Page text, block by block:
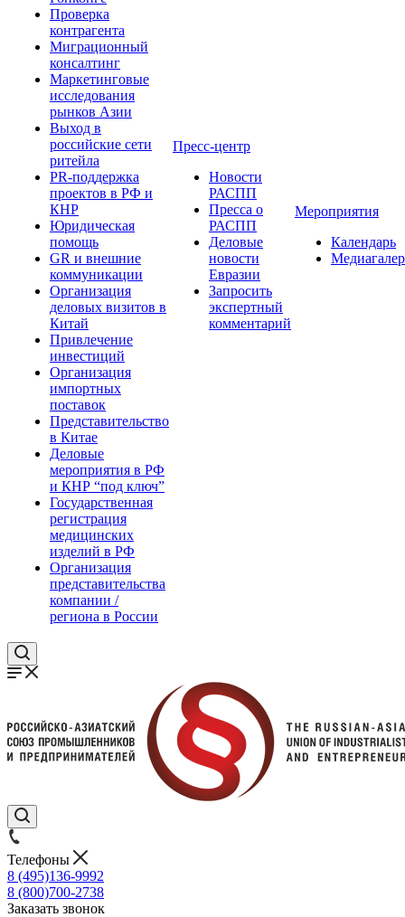
Проверка
контрагента
Миграционный
консалтинг
Маркетинговые
исследования
рынков Азии
Выход в
российские сети
ритейла
PR-поддержка
проектов в РФ и
КНР
Юридическая
помощь
GR и внешние
коммуникации
Организация
деловых визитов в
Китай
Привлечение
инвестиций
Организация
импортных
поставок
Представительство
в Китае
Деловые
мероприятия в РФ
и КНР “под ключ”
Государственная
регистрация
медицинских
изделий в РФ
Организация
представительства
компании /
региона в России
Пресс-центр
Новости
РАСПП
Пресса о
РАСПП
Деловые
новости
Евразии
Запросить
экспертный
комментарий
Мероприятия
Календарь
Телефоны
8 (495)136-9992
8 (800)700-2738
Заказать звонок